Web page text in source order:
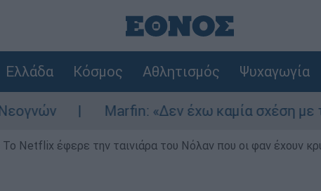
Ελλάδα Κόσμος Αθλητισμός Ψυχαγωγία
Marfin: «Δεν έχω καμία σχέση με την
Το Netflix έφερε την ταινιάρα του Νόλαν που οι φαν έχουν